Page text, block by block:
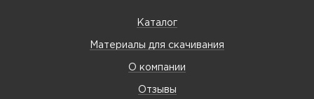
Каталог
Материалы для скачивания
О компании
Отзывы